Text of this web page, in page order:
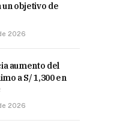
objetivo de
2026
aumento del
a S/ 1,300 en
2026